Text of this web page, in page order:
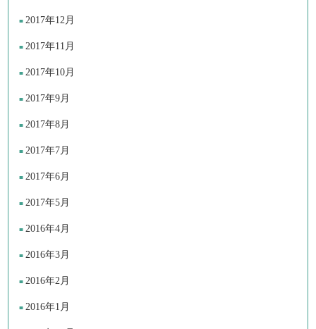
2017年12月
2017年11月
2017年10月
2017年9月
2017年8月
2017年7月
2017年6月
2017年5月
2016年4月
2016年3月
2016年2月
2016年1月